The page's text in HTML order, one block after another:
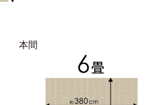
本間